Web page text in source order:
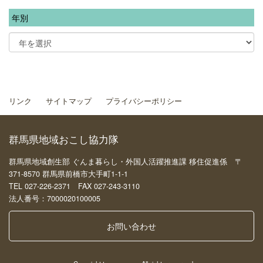
年別
リンク サイトマップ プライバシーポリシー
群馬県地域おこし協力隊
群馬県地域創生部 ぐんま暮らし・外国人活躍推進課 移住促進係 〒
371-8570 群馬県前橋市大手町1-1-1
TEL 027-226-2371 FAX 027-243-3110
法人番号：7000020100005
お問い合わせ